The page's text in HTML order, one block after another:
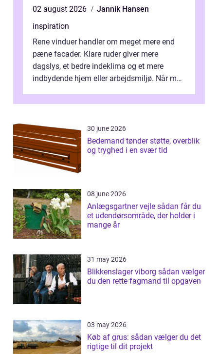
02 august 2026
Jannik Hansen
inspiration
Rene vinduer handler om meget mere end
pæne facader. Klare ruder giver mere
dagslys, et bedre indeklima og et mere
indbydende hjem eller arbejdsmiljø. Når man
30 june 2026
Bedemand tønder støtte, overblik
og tryghed i en svær tid
08 june 2026
Anlægsgartner vejle sådan får du
et udendørsområde, der holder i
mange år
31 may 2026
Blikkenslager viborg sådan vælger
du den rette fagmand til opgaven
03 may 2026
Køb af grus: sådan vælger du det
rigtige til dit projekt